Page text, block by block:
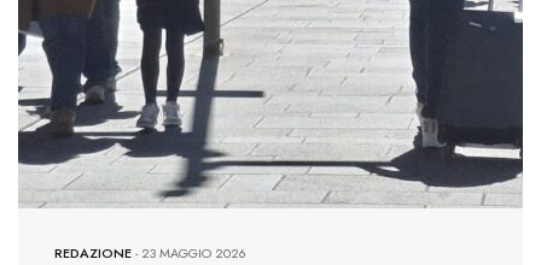
REDAZIONE-23 MAGGIO 2026